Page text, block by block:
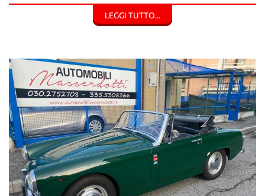
ASSICURAZIONE MINIMA
La nostra ditta opera con correttezza e serietà
nel settore auto, dal 1988.
ACQUISTIAMO IL VOSTRO USATO CON PAGAMENTO IMMEDIATO
AUTOMOBILI MASSERDOTTI di Masserdotti Silvia
Via A.Gramsci, 54 Concesio (BS)
LEGGI TUTTO...